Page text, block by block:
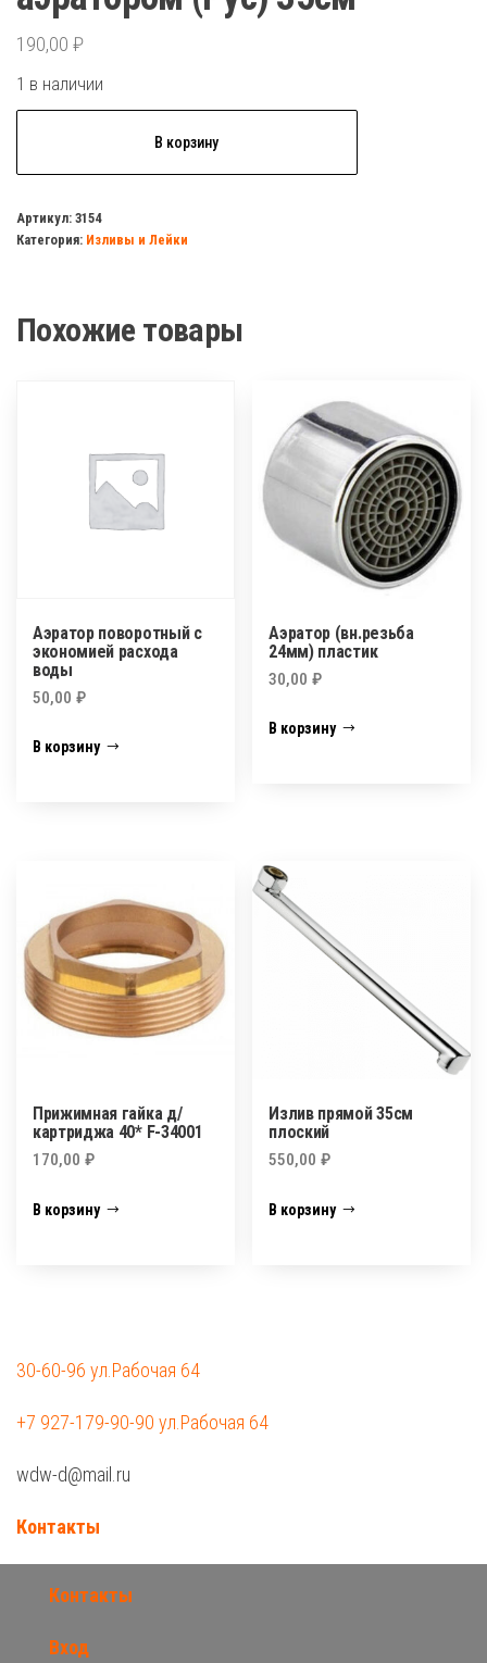
190,00 ₽
1 в наличии
д/
смеситея
аэратором
В корзину
Артикул: 3154
Категория: Изливы и Лейки
Похожие товары
Аэратор поворотный с
экономией расхода
воды
50,00 ₽
В корзину
Аэратор (вн.резьба
24мм) пластик
30,00₽
В корзину
Прижимная гайка д/
картриджа 40* F-34001
170,00 ₽
В корзину
Излив прямой 35см
плоский
550,00₽
В корзину
30-60-96 ул.Рабочая 64
+7 927-179-90-90 ул.Рабочая 64
wdw-d@mail.ru
Контакты
Контакты
Вход